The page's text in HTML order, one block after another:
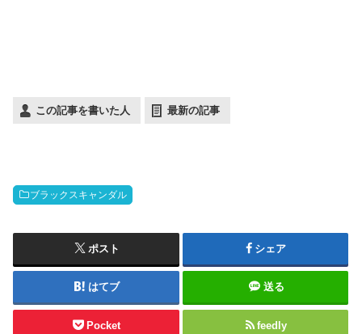
この記事を書いた人 最新の記事
ブラックスキャンダル
ポスト シェア
はてブ 送る
Pocket feedly